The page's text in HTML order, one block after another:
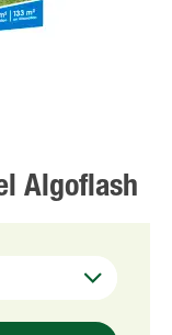
Algoflash